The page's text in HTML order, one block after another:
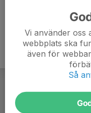
Vi använder oss
webbplats ska
även för
Så